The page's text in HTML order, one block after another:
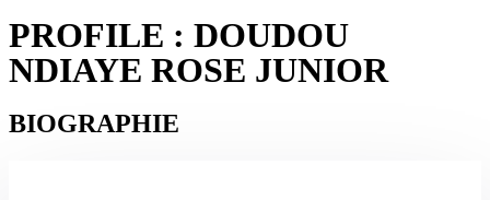
PROFILE : DOUDOU
NDIAYE ROSE JUNIOR
BIOGRAPHIE